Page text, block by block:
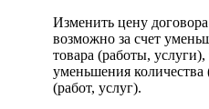
Изменить цену
возможно за счет
товара (работы, услуги),
уменьшения количества
(работ, услуг).